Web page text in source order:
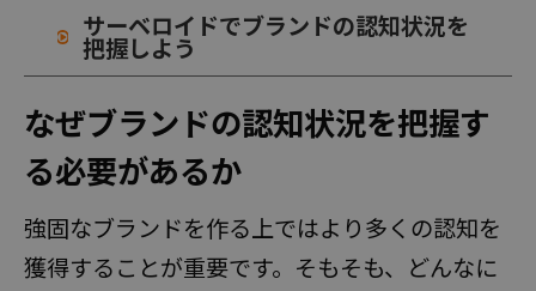
国内モニターアンケート
海外モニターアンケート
オンラインインタビュー
活用事例
サーベロイドでブランドの認知状況を
把握しよう
なぜブランドの認知状況を把握す
る必要があるか
強固なブランドを作る上ではより多くの認知を
獲得することが重要です。そもそも、どんなに